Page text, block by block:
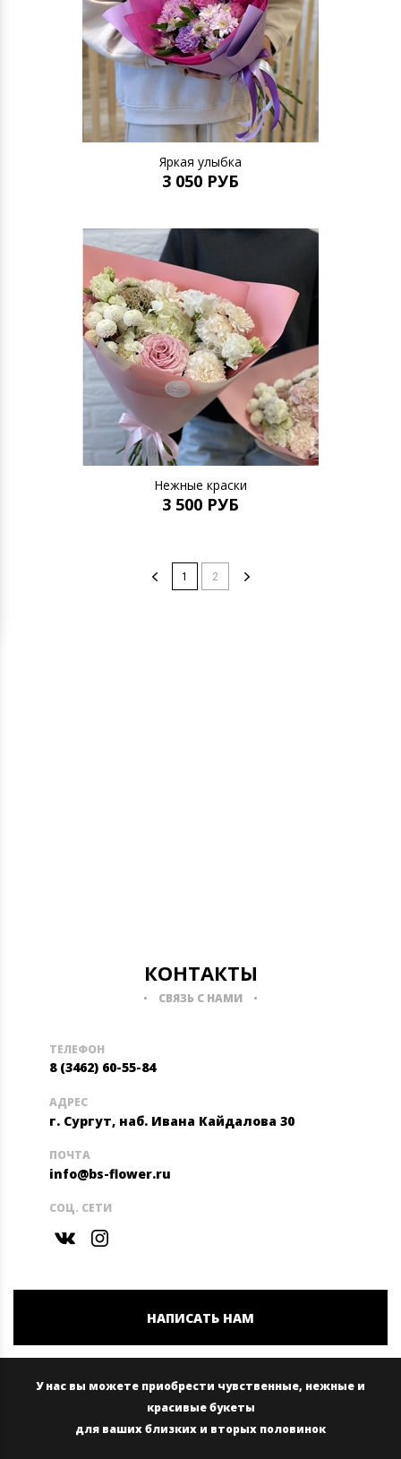
Яркая улыбка
3 050 РУБ
Нежные краски
3 500 РУБ
1 2
КОНТАКТЫ
СВЯЗЬ С НАМИ
ТЕЛЕФОН
8 (3462) 60-55-84
АДРЕС
г. Сургут, наб. Ивана Кайдалова 30
ПОЧТА
info@bs-flower.ru
СОЦ. СЕТИ
НАПИСАТЬ НАМ
У нас вы можете приобрести чувственные, нежные и
красивые букеты
для ваших близких и вторых половинок